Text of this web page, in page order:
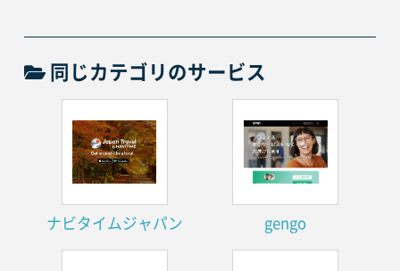
同じカテゴリのサービス
ナビタイムジャパン gengo